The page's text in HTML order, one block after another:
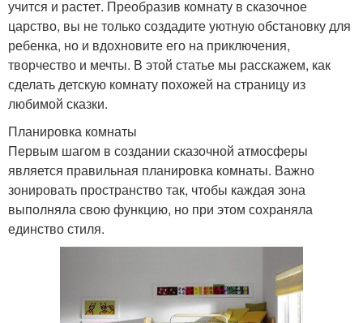
учится и растет. Преобразив комнату в сказочное
царство, вы не только создадите уютную обстановку для
ребенка, но и вдохновите его на приключения,
творчество и мечты. В этой статье мы расскажем, как
сделать детскую комнату похожей на страницу из
любимой сказки.
Планировка комнаты
Первым шагом в создании сказочной атмосферы
является правильная планировка комнаты. Важно
зонировать пространство так, чтобы каждая зона
выполняла свою функцию, но при этом сохраняла
единство стиля.